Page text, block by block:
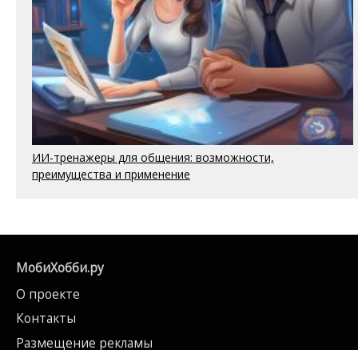
ИИ-тренажеры для общения: возможности,
преимущества и применение
МобиХобби.ру
О проекте
Контакты
Размещение рекламы